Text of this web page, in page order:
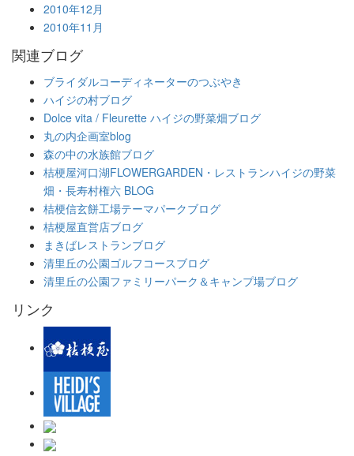
2010年12月
2010年11月
関連ブログ
ブライダルコーディネーターのつぶやき
ハイジの村ブログ
Dolce vita / Fleurette ハイジの野菜畑ブログ
丸の内企画室blog
森の中の水族館ブログ
桔梗屋河口湖FLOWERGARDEN・レストランハイジの野菜
畑・長寿村権六 BLOG
桔梗信玄餅工場テーマパークブログ
桔梗屋直営店ブログ
まきばレストランブログ
清里丘の公園ゴルフコースブログ
清里丘の公園ファミリーパーク＆キャンプ場ブログ
リンク